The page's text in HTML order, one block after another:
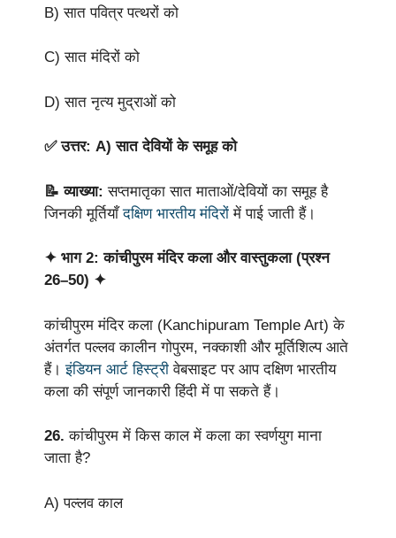
B) सात पवित्र पत्थरों को
C) सात मंदिरों को
D) सात नृत्य मुद्राओं को
✅ उत्तर: A) सात देवियों के समूह को
📝 व्याख्या:सप्तमातृका सात माताओं/देवियों का समूह है
जिनकी मूर्तियाँदक्षिण भारतीय मंदिरों में पाई जाती हैं।
✦ भाग 2: कांचीपुरम मंदिर कला और वास्तुकला (प्रश्न
26–50) ✦
कांचीपुरम मंदिर कला (Kanchipuram Temple Art) के
अंतर्गत पल्लव कालीन गोपुरम, नक्काशी और मूर्तिशिल्प आते
हैं।इंडियन आर्ट हिस्ट्री वेबसाइट पर आप दक्षिण भारतीय
कला की संपूर्ण जानकारी हिंदी में पा सकते हैं।
26.कांचीपुरम में किस काल में कला का स्वर्णयुग माना
जाता है?
A) पल्लव काल